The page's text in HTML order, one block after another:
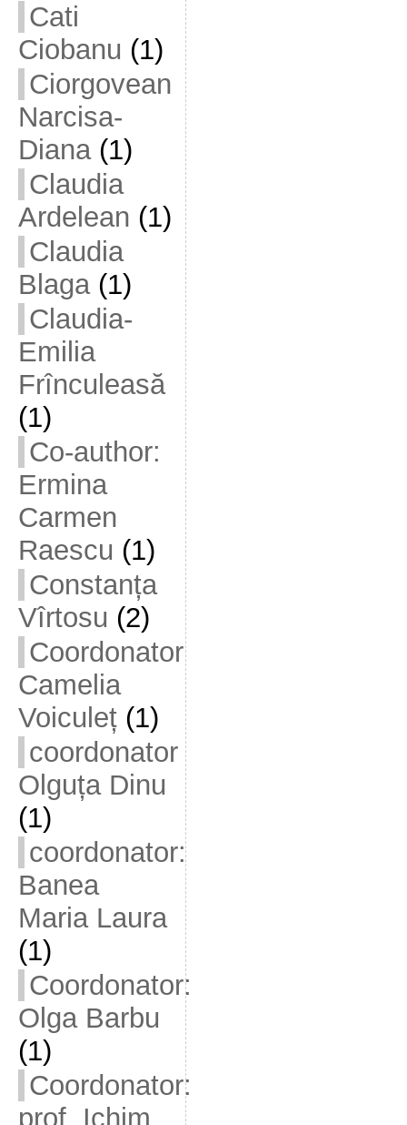
Cati
Ciobanu (1)
Ciorgovean
Narcisa-
Diana(1)
Claudia
Ardelean (1)
Claudia
Blaga(1)
Claudia-
Emilia
Frînculeasă
(1)
Co-author:
Ermina
Carmen
Raescu (1)
Constanța
Vîrtosu (2)
Coordonator
Camelia
Voiculeț(1)
coordonator
Olguța Dinu
(1)
coordonator:
Banea
Maria Laura
(1)
Coordonator:
Olga Barbu
(1)
Coordonator:
prof. Ichim